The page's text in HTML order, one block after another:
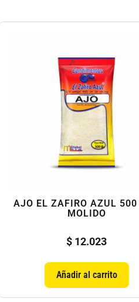
AJO EL ZAFIRO AZUL 500
MOLIDO
$ 12.023
Añadir al carrito